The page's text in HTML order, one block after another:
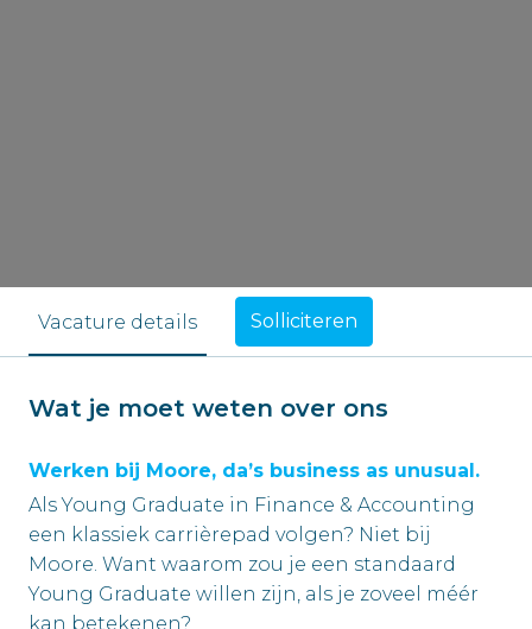
Vacature details Solliciteren
Wat je moet weten over ons
Werken bij Moore, da’s business as unusual.
Als Young Graduate in Finance & Accounting
een klassiek carrièrepad volgen? Niet bij
Moore. Want waarom zou je een standaard
Young Graduate willen zijn, als je zoveel méér
kan betekenen?